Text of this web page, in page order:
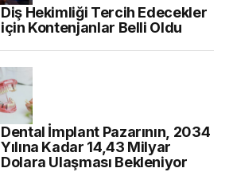
Diş Hekimliği Tercih Edecekler
için Kontenjanlar Belli Oldu
Dental İmplant Pazarının, 2034
Yılına Kadar 14,43 Milyar
Dolara Ulaşması Bekleniyor